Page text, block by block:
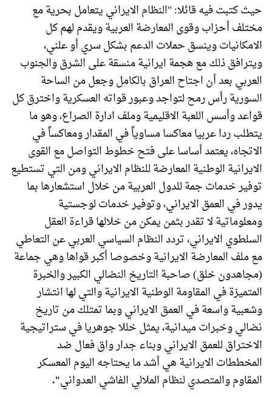
حيث كتبت فيه قائلا: "النظام الايراني يتعامل بحرية مع
مختلف أحزاب وقوى المعارضة العربية ويقدم لهم كل
الامكانيات وينسق حملات الدعم بشكل سري أو علني،
ويترافق ذلك مع هجمة ايرانية منسقة على الشرق والجنوب
العربي بعد أن اجتاح العراق بالكامل وجعل من الساحة
السورية رأس رمح لتواجد وعبور قواته العسكرية واخترق كل
قواعد وأسس اللعبة الاقليمية وملف ادارة الصراع، وهو ما
يتطلب ردا عربيا معاكسا مساوياً في المقدار ومعاكساً في
الاتجاه، يعتمد أساسا على فتح خطوط التواصل مع القوى
الايرانية الوطنية المعارضة للنظام الايراني ومن التي تستطيع
توفير خدمات جمة للدول العربية من خلال استشعارها بما
يدور في العمق الايراني، وتوفير خدمات لوجستية
ومعلوماتية لا تقدر بثمن يمكن من خلالها قراءة العقل
السلطوي الايراني، تردد النظام السياسي العربي عن التعاطي
مع ملف المعارضة الايرانية وخصوصا أكبر قواها وهي جماعة
(مجاهدون خلق) صاحبة التاريخ النضالي الكبير والخبرة
المتميزة في المقاومة الوطنية الايرانية والتي لها انتشار
وشعبية واسعة في العمق الايراني وبما تمتلك من تاريخ
نضالي وخبرات ميدانية، يمثل خللا جوهريا في ستراتيجية
الاختراق للعمق الايراني وبناء جدار واق فعال ضد
المخططات الايرانية هي أشد ما يحتاجه اليوم المعسكر
المقاوم والمتصدي لنظام الملالي الفاشي العدواني".